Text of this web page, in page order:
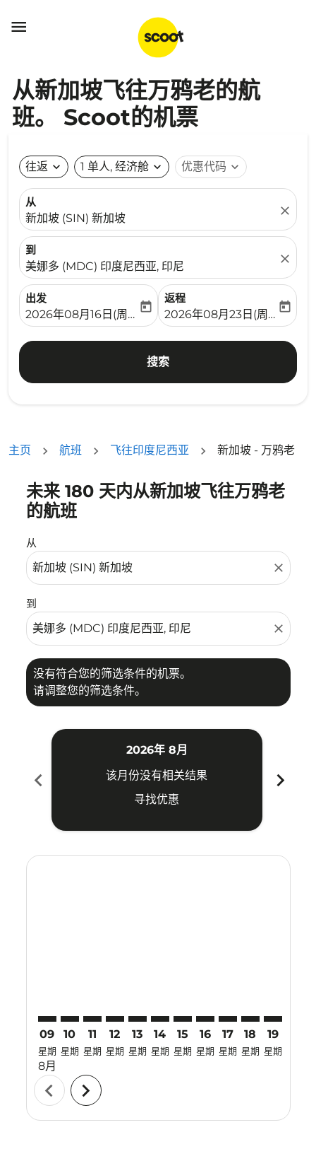

从新加坡飞往万鸦老的航
班。 Scoot的机票
往返 expand_more 1 单人, 经济舱 expand_more 优惠代码 expand_more
从
新加坡 (SIN) 新加坡
close
到
美娜多 (MDC) 印度尼西亚, 印尼
close
出发
fc-booking-departure-date-aria-label
2026年08月16日(周日)
today
返程
fc-booking-return-date-
2026年08月23日(周日)
today
搜索
主页 航班 飞往印度尼西亚 新加坡 - 万鸦老
未来 180 天内从新加坡飞往万鸦老
的航班
从
close
到
close
没有符合您的筛选条件的机票。
请调整您的筛选条件。
没有符合您的筛选条件的机票。请调整您的筛选条件。
chevron_left
2026年 8月
该月份没有相关结果
寻找优惠
chevron_right
09
星期
8月
10
星期
11
星期
12
星期
13
星期
14
星期
15
星期
16
星期
17
星期
18
星期
19
星期
chevron_left chevron_right